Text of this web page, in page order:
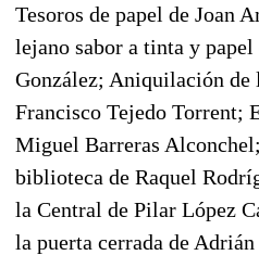
Tesoros de papel de Joan
lejano sabor a tinta y
González; Aniquilación de
Francisco Tejedo Torrent;
Miguel Barreras
biblioteca de Raquel
la Central de Pilar López
la puerta cerrada de